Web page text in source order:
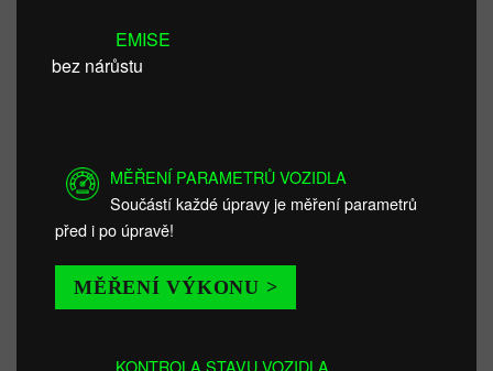
EMISE
bez nárůstu
MĚŘENÍ PARAMETRŮ VOZIDLA
Součástí každé úpravy je měření parametrů
před i po úpravě!
MĚŘENÍ VÝKONU >
KONTROLA STAVU VOZIDLA